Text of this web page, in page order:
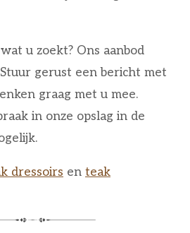
u zoekt? Ons aanbod
gerust een bericht met
graag met u mee.
in onze opslag in de
dressoirs en teak